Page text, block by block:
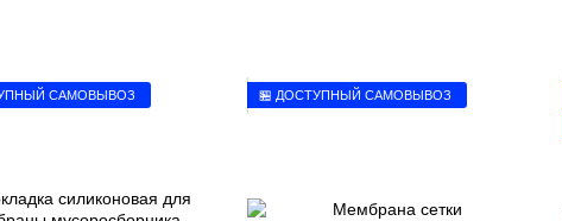
САМОВЫВОЗ 🏪 ДОСТУПНЫЙ САМОВЫВОЗ